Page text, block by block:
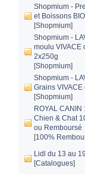
Shopmium -
et Boissons BIO
[Shopmium]
Shopmium -
moulu VIVACE
2x250g
[Shopmium]
Shopmium -
Grains
[Shopmium]
ROYAL CANIN
Chien & Chat
ou Remboursé
[100%
Lidl du 13 au
[Catalogues]